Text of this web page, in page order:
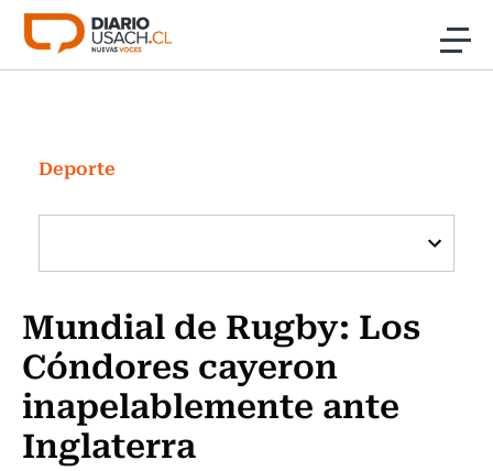
Click acá para ir directamente al contenido
Investigación
Cultura
Programas Radio y TV Usach
Deporte
Mundial de Rugby: Los
Cóndores cayeron
inapelablemente ante
Inglaterra